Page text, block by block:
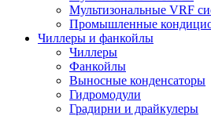
Мультизональные VRF
Промышленные
Чиллеры и фанкойлы
Чиллеры
Фанкойлы
Выносные конденсаторы
Гидромодули
Градирни и драйкулеры